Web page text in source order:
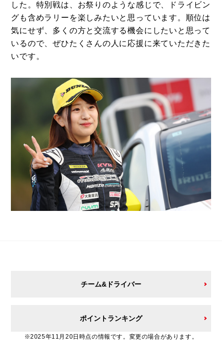
した。特別戦は、お祭りのような感じで、ドライビン
グも含めラリーを楽しみたいと思っています。順位は
気にせず、多くの方と交流する機会にしたいと思って
いるので、ぜひたくさんの人に応援に来ていただきた
いです。
チーム&ドライバー
ポイントランキング
※2025年11月20日時点の情報です。変更の場合があります。